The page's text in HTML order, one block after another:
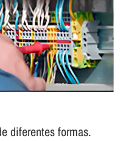
diferentes formas.